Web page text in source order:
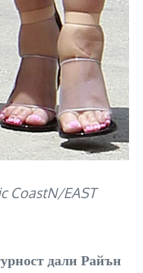
CoastN/EAST
дали Райън